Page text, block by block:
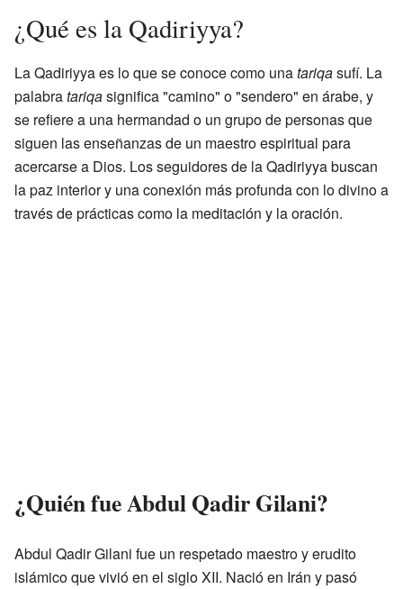
¿Qué es la Qadiriyya?
La Qadiriyya es lo que se conoce como unatariqasufí. La
palabratariqasignifica "camino" o "sendero" en árabe, y
se refiere a una hermandad o un grupo de personas que
siguen las enseñanzas de un maestro espiritual para
acercarse a Dios. Los seguidores de la Qadiriyya buscan
la paz interior y una conexión más profunda con lo divino a
través de prácticas como la meditación y la oración.
¿Quién fue Abdul Qadir Gilani?
Abdul Qadir Gilani fue un respetado maestro y erudito
islámico que vivió en el siglo XII. Nació en Irán y pasó